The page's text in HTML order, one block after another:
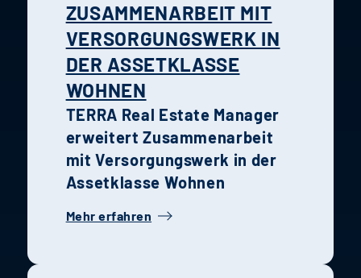
ZUSAMMENARBEIT MIT
VERSORGUNGSWERK IN
DER ASSETKLASSE
WOHNEN
TERRA Real Estate Manager
erweitert Zusammenarbeit
mit Versorgungswerk in der
Assetklasse Wohnen
Mehr erfahren